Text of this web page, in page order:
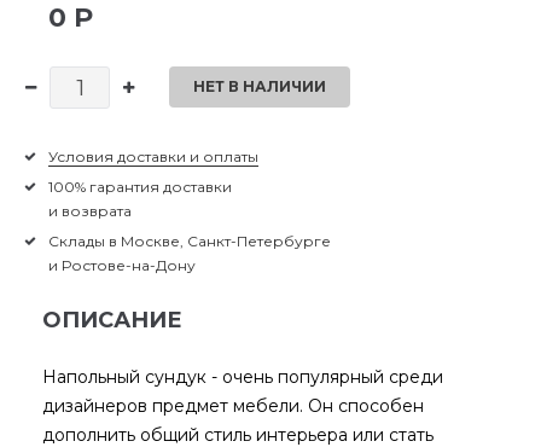
0 Р
НЕТ В НАЛИЧИИ
Условия доставки и оплаты
100% гарантия доставки
и возврата
Склады в Москве, Санкт-Петербурге
и Ростове-на-Дону
ОПИСАНИЕ
Напольный сундук - очень популярный среди
дизайнеров предмет мебели. Он способен
дополнить общий стиль интерьера или стать